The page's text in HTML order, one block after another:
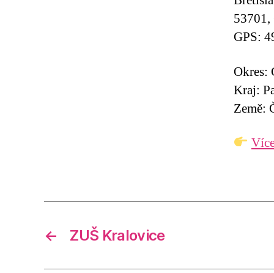
GPS:
Okres:
Kraj:
Země:
← ZUŠ Kralovice